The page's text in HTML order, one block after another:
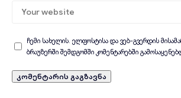
ჩემი სახელის. ელფოსტისა და ვებ-გვერდის
ბრაუზერში შემდგომში კომენტარებში